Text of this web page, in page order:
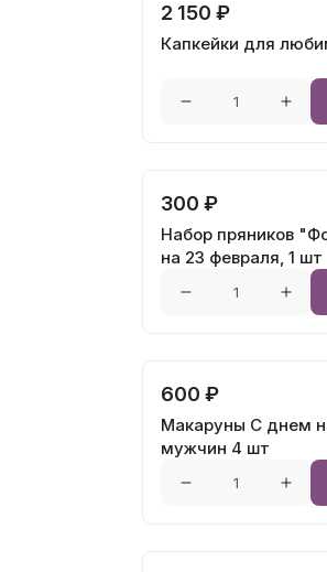
2 150 ₽
Капкейки для
300 ₽
Набор пряников
на 23 февраля, 1 шт
600 ₽
Макаруны С днем
мужчин 4 шт